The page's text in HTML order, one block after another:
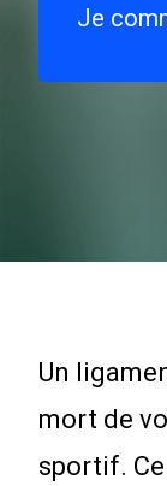
Je
Un
mort de
sportif.